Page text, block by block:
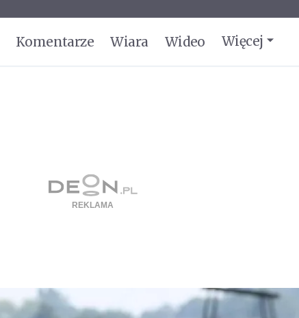
Komentarze Wiara Wideo Więcej